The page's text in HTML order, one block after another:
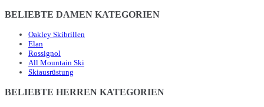
BELIEBTE DAMEN KATEGORIEN
Oakley Skibrillen
Elan
Rossignol
All Mountain Ski
Skiausrüstung
BELIEBTE HERREN KATEGORIEN